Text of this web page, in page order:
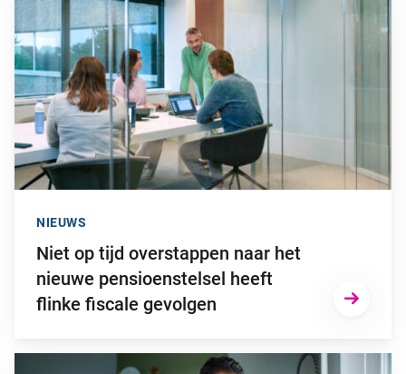
Niet op tijd overstappen naar het
nieuwe pensioenstelsel heeft
flinke fiscale gevolgen
NIEUWS
Ga naar “2025: een bewogen beleggingsjaar”